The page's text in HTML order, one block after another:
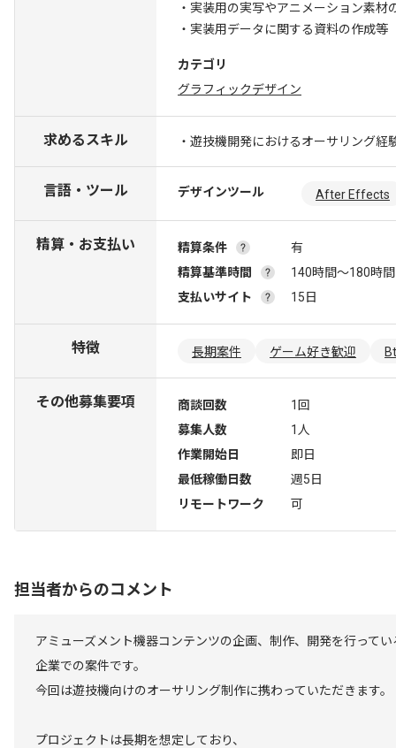
・実装用の実写やアニメーション素材
・実装用データに関する資料の作成等
カテゴリ
グラフィックデザイン
求めるスキル ・遊技機開発におけるオーサリング経
言語・ツール デザインツール After Effects
精算・お支払い 精算条件
有
精算基準時間
140時間〜180時間
支払いサイト
15日
特徴 長期案件 ゲーム好き歓迎
その他募集要項 商談回数
1回
募集人数
1人
作業開始日
即日
最低稼働日数
週5日
リモートワーク
可
担当者からのコメント
アミューズメント機器コンテンツの企画、制作、開発を行ってい
企業での案件です。
今回は遊技機向けのオーサリング制作に携わっていただきます。
プロジェクトは長期を想定しており、